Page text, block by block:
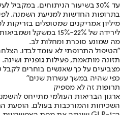
עד 30% בשיעור הניתוחים,
מיליון אמריקנים שמטופלים
לירידה של 22%-15%
מה שמונע סוכרת ומחלות לב.
"הטיפול התרופתי לא עומד לבדו.
תזונה מותאמת, פעילות גופנית
מצביעים על כך שאנשים בוחרים
כפי שהיה במשך עשרות שנים"
תרופות זה לא מספיק
ארגון הבריאות העולמי מתייחס
השכיחות והמורכבות בעולם.